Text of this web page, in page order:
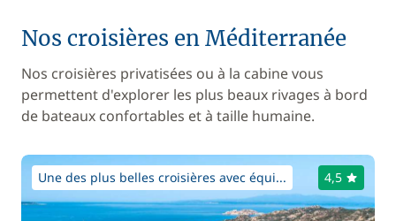
Nos croisières en Méditerranée
Nos croisières privatisées ou à la cabine vous
permettent d'explorer les plus beaux rivages à bord
de bateaux confortables et à taille humaine.
Une des plus belles croisières avec équi... 4,5